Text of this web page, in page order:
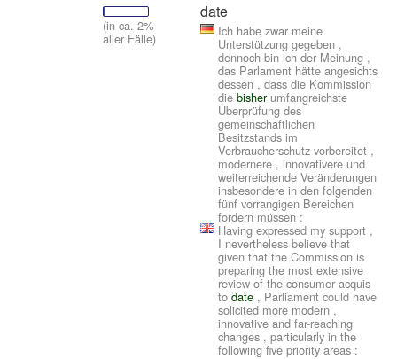
(in ca. 2%
aller Fälle)
date
Ich habe zwar meine
Unterstützung gegeben ,
dennoch bin ich der Meinung ,
das Parlament hätte angesichts
dessen , dass die Kommission
die bisher umfangreichste
Überprüfung des
gemeinschaftlichen
Besitzstands im
Verbraucherschutz vorbereitet ,
modernere , innovativere und
weiterreichende Veränderungen
insbesondere in den folgenden
fünf vorrangigen Bereichen
fordern müssen :
Having expressed my support ,
I nevertheless believe that
given that the Commission is
preparing the most extensive
review of the consumer acquis
to date , Parliament could have
solicited more modern ,
innovative and far-reaching
changes , particularly in the
following five priority areas :